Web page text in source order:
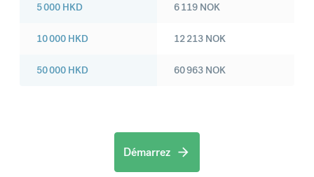
5 000 HKD
10 000 HKD
50 000 HKD
6 119 NOK
12 213 NOK
60 963 NOK
Démarrez